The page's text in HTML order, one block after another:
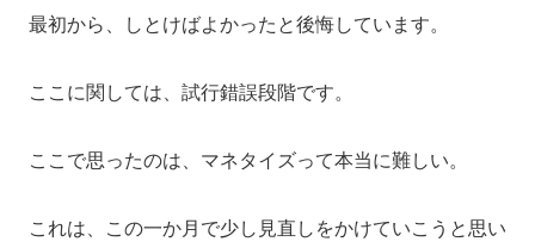
最初から、しとけばよかったと後悔しています。
ここに関しては、試行錯誤段階です。
ここで思ったのは、マネタイズって本当に難しい。
これは、この一か月で少し見直しをかけていこうと思い